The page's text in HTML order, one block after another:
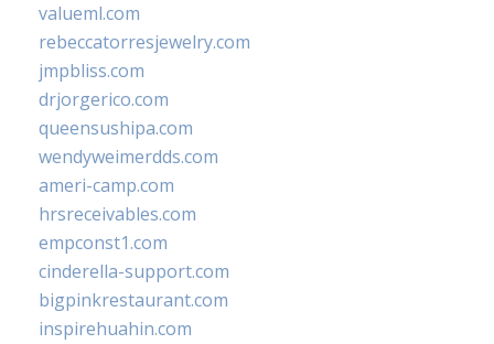
valueml.com
rebeccatorresjewelry.com
jmpbliss.com
drjorgerico.com
queensushipa.com
wendyweimerdds.com
ameri-camp.com
hrsreceivables.com
empconst1.com
cinderella-support.com
bigpinkrestaurant.com
inspirehuahin.com